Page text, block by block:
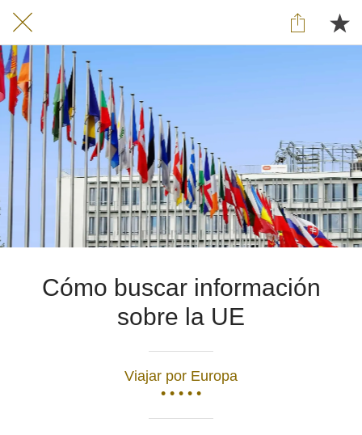
Cómo buscar información
sobre la UE
Viajar por Europa
• • • • •